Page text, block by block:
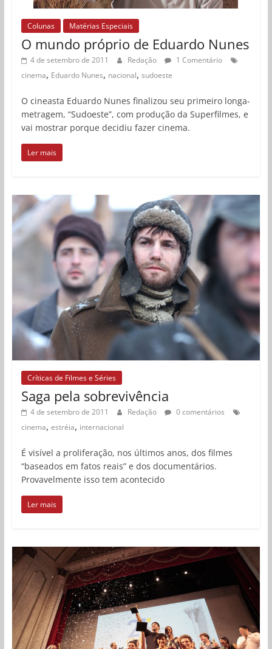
Colunas Matérias Especiais
O mundo próprio de Eduardo Nunes
4 de setembro de 2011 Redação
1 Comentário
cinema, Eduardo Nunes, nacional, sudoeste
O cineasta Eduardo Nunes finalizou seu primeiro longa-
metragem, “Sudoeste”, com produção da Superfilmes, e
vai mostrar porque decidiu fazer cinema.
Ler mais
Críticas de Filmes e Séries
Saga pela sobrevivência
4 de setembro de 2011 Redação
0 comentários
cinema, estréia, internacional
É visível a proliferação, nos últimos anos, dos filmes
“baseados em fatos reais” e dos documentários.
Provavelmente isso tem acontecido
Ler mais